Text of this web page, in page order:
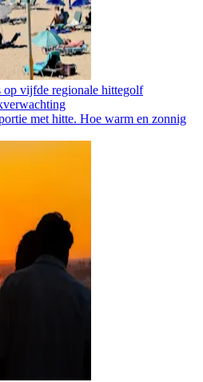
op vijfde regionale hittegolf
met hitte. Hoe warm en zonnig